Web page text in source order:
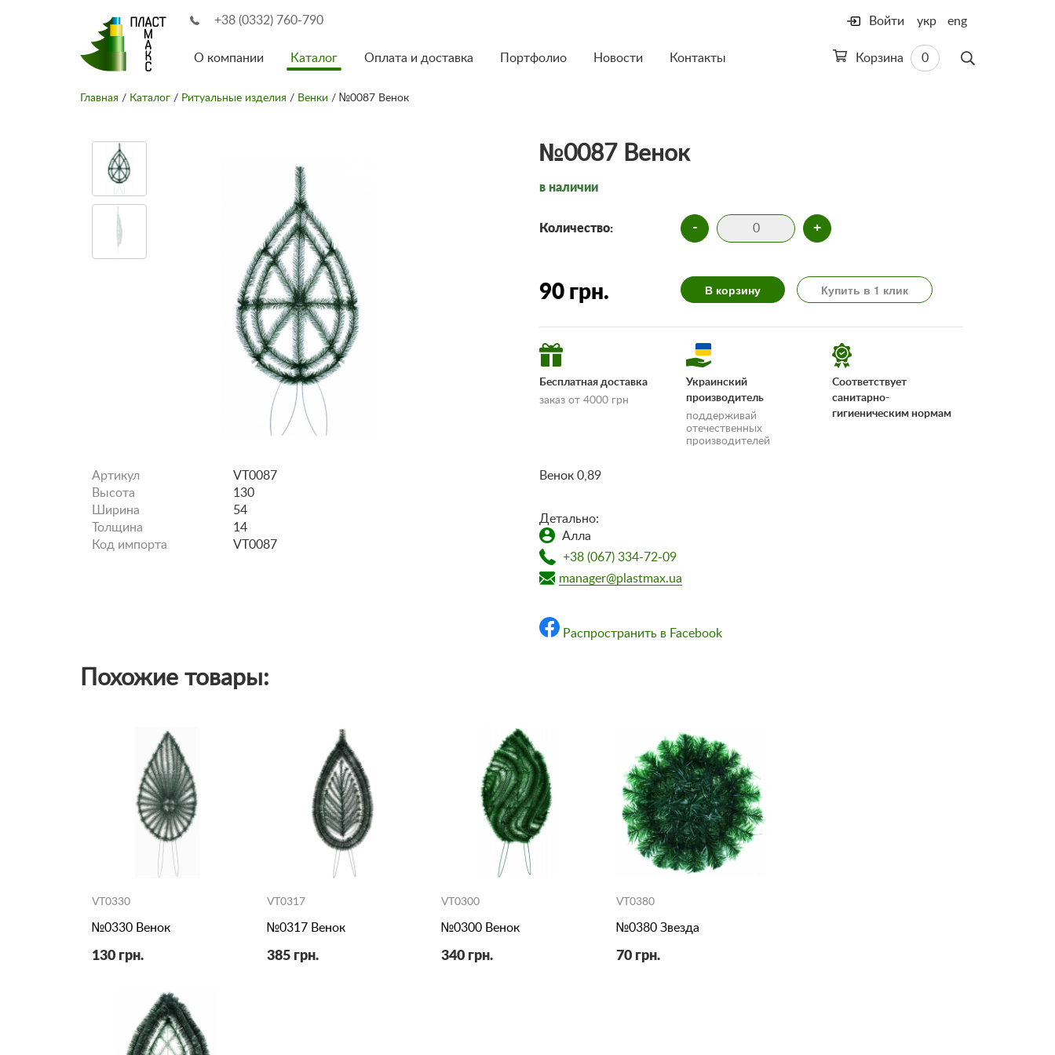
+38 (0332) 760-790 Войти
Корзина 0
О компании Каталог Оплата и доставка Портфолио Новости Контакты
укр eng
Главная / Каталог / Ритуальные изделия / Венки / №0087 Венок
№0087 Венок
в наличии
Количество: - +
90 грн. В корзину Купить в 1 клик
Бесплатная доставка
заказ от 4000 грн
доставки и оплаты»
Украинский
производитель
поддерживай
отечественных
производителей
Соответствует
санитарно-
гигиеническим нормам
Артикул
VT0087
Высота
130
Ширина
54
Толщина
14
Код импорта
VT0087
Венок 0,89
Детально:
Алла
+38 (067) 334-72-09
manager@plastmax.ua
Распространить в Facebook
Похожие товары:
VT0330
№0330 Венок
130 грн.
VT0317
№0317 Венок
385 грн.
VT0300
№0300 Венок
340 грн.
VT0380
№0380 Звезда
70 грн.